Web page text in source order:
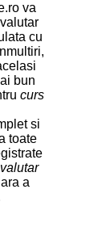
va
cu
bun
curs
si
toate
a